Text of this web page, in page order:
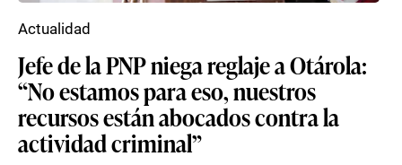
Jefe de la PNP niega reglaje a Otárola:
“No estamos para eso, nuestros
recursos están abocados contra la
actividad criminal”
Actualidad